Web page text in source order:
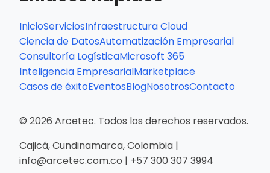
InicioServiciosInfraestructura Cloud
Ciencia de DatosAutomatización Empresarial
Consultoría LogísticaMicrosoft 365
Inteligencia EmpresarialMarketplace
Casos de éxitoEventosBlogNosotrosContacto
© 2026 Arcetec. Todos los derechos reservados.
Cajicá, Cundinamarca, Colombia |
info@arcetec.com.co | +57 300 307 3994